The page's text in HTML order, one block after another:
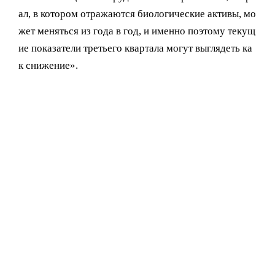
ал, в котором отражаются биологические активы, мо
жет меняться из года в год, и именно поэтому текущ
ие показатели третьего квартала могут выглядеть ка
к снижение».